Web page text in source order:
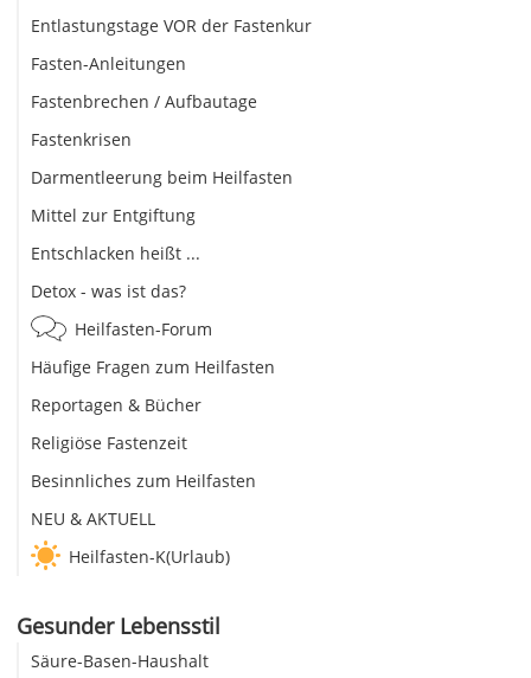
Entlastungstage VOR der Fastenkur
Fasten-Anleitungen
Fastenbrechen / Aufbautage
Fastenkrisen
Darmentleerung beim Heilfasten
Mittel zur Entgiftung
Entschlacken heißt ...
Detox - was ist das?
Heilfasten-Forum
Häufige Fragen zum Heilfasten
Reportagen & Bücher
Religiöse Fastenzeit
Besinnliches zum Heilfasten
NEU & AKTUELL
Heilfasten-K(Urlaub)
Gesunder Lebensstil
Säure-Basen-Haushalt